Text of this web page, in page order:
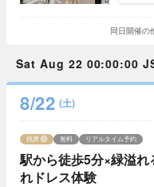
同日開催の
Sat Aug 22 00:00:00
8/22 (土)
駅から徒歩5分×緑溢
れドレス体験
残席 無料 リアルタイム予約